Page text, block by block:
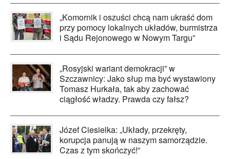
„Komornik i oszuści chcą nam ukraść dom
przy pomocy lokalnych układów, burmistrza
i Sądu Rejonowego w Nowym Targu”
„Rosyjski wariant demokracji” w
Szczawnicy: Jako słup ma być wystawiony
Tomasz Hurkała, tak aby zachować
ciągłość władzy. Prawda czy fałsz?
Józef Ciesielka: „Układy, przekręty,
korupcja panują w naszym samorządzie.
Czas z tym skończyć!”